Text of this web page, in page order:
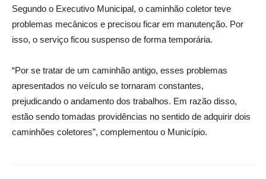
Segundo o Executivo Municipal, o caminhão coletor teve
problemas mecânicos e precisou ficar em manutenção. Por
isso, o serviço ficou suspenso de forma temporária.
“Por se tratar de um caminhão antigo, esses problemas
apresentados no veículo se tornaram constantes,
prejudicando o andamento dos trabalhos. Em razão disso,
estão sendo tomadas providências no sentido de adquirir dois
caminhões coletores”, complementou o Município.